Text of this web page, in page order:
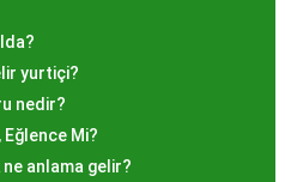
göre değişiklik
bazında satılan hayır
olup, lezzetin
sunar. İstanbul'da
yurtiçi?
nedir?
Eğlence Mi?
anlama gelir?